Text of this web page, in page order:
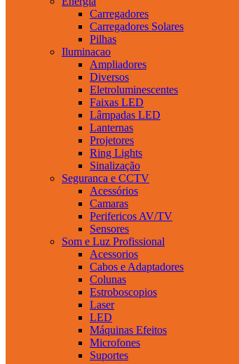
Carregadores
Carregadores Solares
Pilhas
Iluminacao
Ampliadores
Diversos
Eletroluminescentes
Faixas LED
Lâmpadas LED
Lanternas
Projetores
Ring Lights
Sinalização
Seguranca e CCTV
Acessórios
Camaras
Perifericos AV/TV
Sensores
Som e Luz Profissional
Acessorios
Cabos e Adaptadores
Colunas
Estroboscopios
Laser
LED
Máquinas Efeitos
Microfones
Suportes